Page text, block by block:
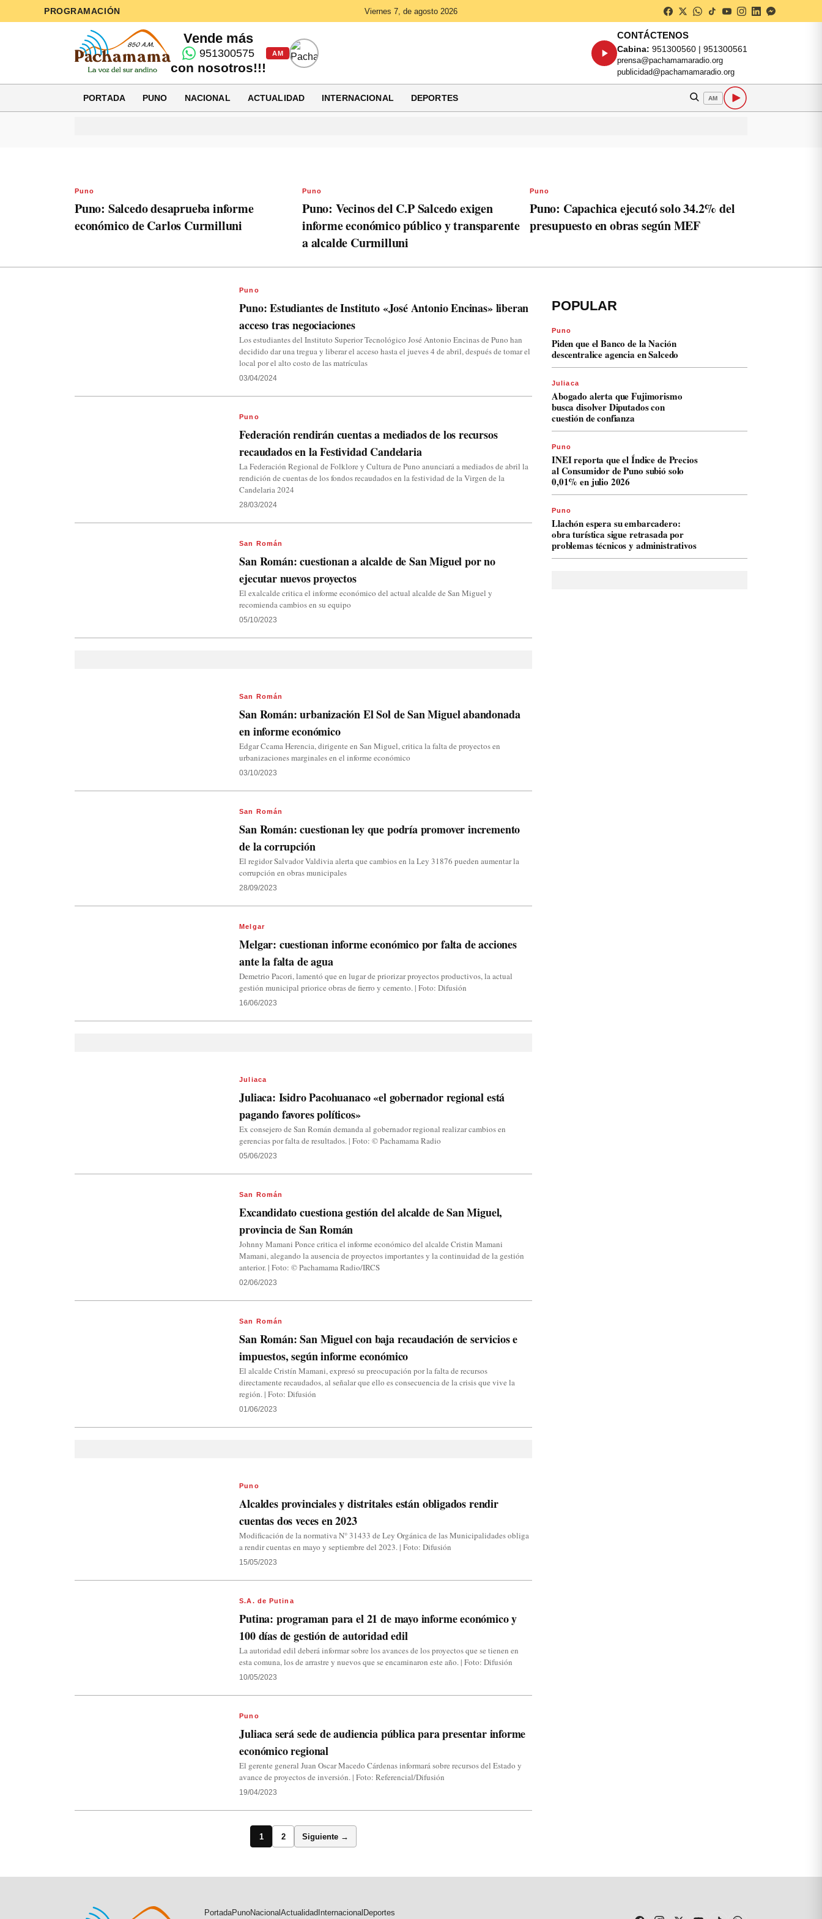
PROGRAMACIÓN Viernes 7, de agosto 2026
Vende más
951300575
con nosotros!!!
AM
CONTÁCTENOS
Cabina: 951300560 | 951300561
prensa@pachamamaradio.org
publicidad@pachamamaradio.org
PORTADA PUNO NACIONAL ACTUALIDAD INTERNACIONAL DEPORTES AM
Puno
Puno: Salcedo desaprueba informe
económico de Carlos Curmilluni
Puno
Puno: Vecinos del C.P Salcedo exigen
informe económico público y transparente
a alcalde Curmilluni
Puno
Puno: Capachica ejecutó solo 34.2% del
presupuesto en obras según MEF
Puno
Puno: Estudiantes de Instituto «José Antonio Encinas» liberan
acceso tras negociaciones
Los estudiantes del Instituto Superior Tecnológico José Antonio Encinas de Puno han
decidido dar una tregua y liberar el acceso hasta el jueves 4 de abril, después de tomar el
local por el alto costo de las matrículas
03/04/2024
Puno
Federación rendirán cuentas a mediados de los recursos
recaudados en la Festividad Candelaria
La Federación Regional de Folklore y Cultura de Puno anunciará a mediados de abril la
rendición de cuentas de los fondos recaudados en la festividad de la Virgen de la
Candelaria 2024
28/03/2024
San Román
San Román: cuestionan a alcalde de San Miguel por no
ejecutar nuevos proyectos
El exalcalde critica el informe económico del actual alcalde de San Miguel y
recomienda cambios en su equipo
05/10/2023
San Román
San Román: urbanización El Sol de San Miguel abandonada
en informe económico
Edgar Ccama Herencia, dirigente en San Miguel, critica la falta de proyectos en
urbanizaciones marginales en el informe económico
03/10/2023
San Román
San Román: cuestionan ley que podría promover incremento
de la corrupción
El regidor Salvador Valdivia alerta que cambios en la Ley 31876 pueden aumentar la
corrupción en obras municipales
28/09/2023
Melgar
Melgar: cuestionan informe económico por falta de acciones
ante la falta de agua
Demetrio Pacori, lamentó que en lugar de priorizar proyectos productivos, la actual
gestión municipal priorice obras de fierro y cemento. | Foto: Difusión
16/06/2023
Juliaca
Juliaca: Isidro Pacohuanaco «el gobernador regional está
pagando favores políticos»
Ex consejero de San Román demanda al gobernador regional realizar cambios en
gerencias por falta de resultados. | Foto: © Pachamama Radio
05/06/2023
San Román
Excandidato cuestiona gestión del alcalde de San Miguel,
provincia de San Román
Johnny Mamani Ponce critica el informe económico del alcalde Cristin Mamani
Mamani, alegando la ausencia de proyectos importantes y la continuidad de la gestión
anterior. | Foto: © Pachamama Radio/IRCS
02/06/2023
San Román
San Román: San Miguel con baja recaudación de servicios e
impuestos, según informe económico
El alcalde Cristín Mamani, expresó su preocupación por la falta de recursos
directamente recaudados, al señalar que ello es consecuencia de la crisis que vive la
región. | Foto: Difusión
01/06/2023
Puno
Alcaldes provinciales y distritales están obligados rendir
cuentas dos veces en 2023
Modificación de la normativa N° 31433 de Ley Orgánica de las Municipalidades obliga
a rendir cuentas en mayo y septiembre del 2023. | Foto: Difusión
15/05/2023
S.A. de Putina
Putina: programan para el 21 de mayo informe económico y
100 días de gestión de autoridad edil
La autoridad edil deberá informar sobre los avances de los proyectos que se tienen en
esta comuna, los de arrastre y nuevos que se encaminaron este año. | Foto: Difusión
10/05/2023
Puno
Juliaca será sede de audiencia pública para presentar informe
económico regional
El gerente general Juan Oscar Macedo Cárdenas informará sobre recursos del Estado y
avance de proyectos de inversión. | Foto: Referencial/Difusión
19/04/2023
1 2 Siguiente →
POPULAR
Puno
Piden que el Banco de la Nación
descentralice agencia en Salcedo
Juliaca
Abogado alerta que Fujimorismo
busca disolver Diputados con
cuestión de confianza
Puno
INEI reporta que el Índice de Precios
al Consumidor de Puno subió solo
0,01% en julio 2026
Puno
Llachón espera su embarcadero:
obra turística sigue retrasada por
problemas técnicos y administrativos
PortadaPunoNacionalActualidad Internacional Deportes